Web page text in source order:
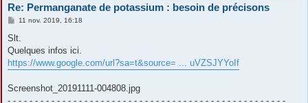
Re: Permanganate de potassium : besoin de précisons
M
s
a
g
e
11 nov. 2019, 16:18
Slt.
Quelques infos ici.
https://www.google.com/url?sa=t&source= ... uVZSJYYoIf
Screenshot_20191111-004808.jpg
- - - - - - - - - - - - - - - - - - - - - - - - - - - - - - - - - - - - - - - - - - - - - - - - - - -